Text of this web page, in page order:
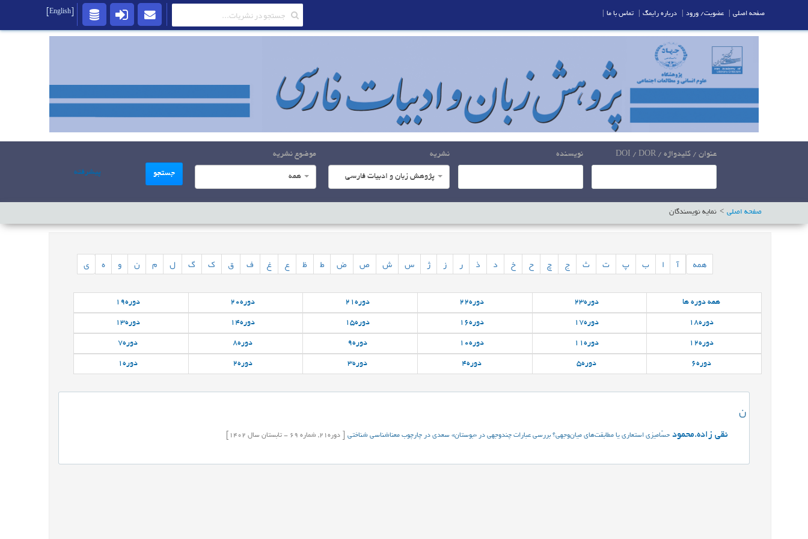
عنوان / کلیدواژه / DOI / DOR نویسنده نشریه
پژوهش زبان و ادبیات فارسی
موضوع نشریه
همه جستجو پیشرفته
صفحه اصلی نمایه نویسندگان
همه آ ا ب پ ت ث ج چ ح خ د ذ ر ز ژ س ش ص ض ط ظ ع غ ف ق ک گ ل م ن و ه ی
همه دوره ها دوره23 دوره22 دوره 21 دوره20 دوره19
دوره18 دوره17 دوره16 دوره15 دوره14 دوره13
دوره12 دوره11 دوره10 دوره9 دوره8 دوره7
دوره6 دوره5 دوره4 دوره3 دوره2 دوره1
ن
نقی زاده.محمود حسّامیزی استعاری یا مطابقت‌های میان‌وجهی؟ بررسی عبارات چند‌وجهی در «بوستان» سعدی در چارچوب معناشناسی شناختی دوره21, شماره - تابستان سال
صفحه اصلی عضویت/ ورود درباره رایمگ تماس با ما